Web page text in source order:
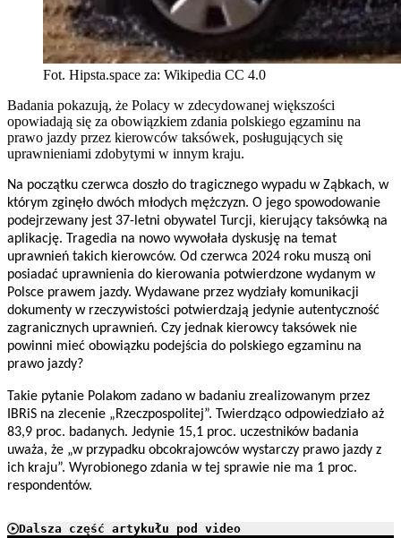
Fot. Hipsta.space za: Wikipedia CC 4.0
Badania pokazują, że Polacy w zdecydowanej większości
opowiadają się za obowiązkiem zdania polskiego egzaminu na
prawo jazdy przez kierowców taksówek, posługujących się
uprawnieniami zdobytymi w innym kraju.
Na początku czerwca doszło do tragicznego wypadu w Ząbkach, w
którym zginęło dwóch młodych mężczyzn. O jego spowodowanie
podejrzewany jest 37-letni obywatel Turcji, kierujący taksówką na
aplikację. Tragedia na nowo wywołała dyskusję na temat
uprawnień takich kierowców. Od czerwca 2024 roku muszą oni
posiadać uprawnienia do kierowania potwierdzone wydanym w
Polsce prawem jazdy. Wydawane przez wydziały komunikacji
dokumenty w rzeczywistości potwierdzają jedynie autentyczność
zagranicznych uprawnień. Czy jednak kierowcy taksówek nie
powinni mieć obowiązku podejścia do polskiego egzaminu na
prawo jazdy?
Takie pytanie Polakom zadano w badaniu zrealizowanym przez
IBRiS na zlecenie „Rzeczpospolitej”. Twierdząco odpowiedziało aż
83,9 proc. badanych. Jedynie 15,1 proc. uczestników badania
uważa, że „w przypadku obcokrajowców wystarczy prawo jazdy z
ich kraju”. Wyrobionego zdania w tej sprawie nie ma 1 proc.
respondentów.
Dalsza część artykułu pod video